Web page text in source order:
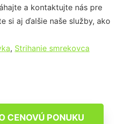
a kontaktujte nás pre
si aj ďalšie naše služby, ako
, Strihanie smrekovca
CENOVÚ PONUKU